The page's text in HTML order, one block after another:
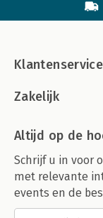
Klantenservice
Zakelijk
Altijd op de
Schrijf u in voor
met relevante
events en de